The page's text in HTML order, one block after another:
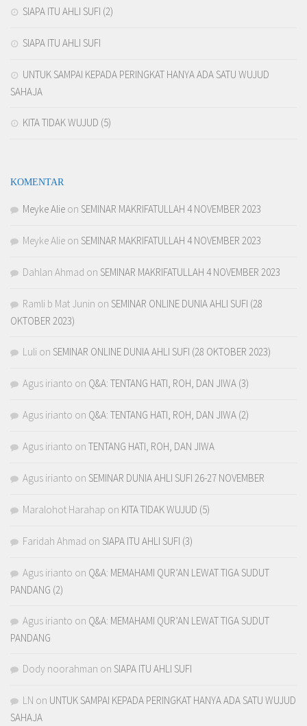
SIAPA ITU AHLI SUFI (2)
SIAPA ITU AHLI SUFI
UNTUK SAMPAI KEPADA PERINGKAT HANYA ADA SATU WUJUD
SAHAJA
KITA TIDAK WUJUD (5)
KOMENTAR
Meyke Alie on SEMINAR MAKRIFATULLAH 4 NOVEMBER 2023
Meyke Alie on SEMINAR MAKRIFATULLAH 4 NOVEMBER 2023
Dahlan Ahmad on SEMINAR MAKRIFATULLAH 4 NOVEMBER 2023
Ramli b Mat Junin on SEMINAR ONLINE DUNIA AHLI SUFI (28
OKTOBER 2023)
Luli on SEMINAR ONLINE DUNIA AHLI SUFI (28 OKTOBER 2023)
Agus irianto on Q&A: TENTANG HATI, ROH, DAN JIWA (3)
Agus irianto on Q&A: TENTANG HATI, ROH, DAN JIWA (2)
Agus irianto on TENTANG HATI, ROH, DAN JIWA
Agus irianto on SEMINAR DUNIA AHLI SUFI 26-27 NOVEMBER
Maralohot Harahap on KITA TIDAK WUJUD (5)
Faridah Ahmad on SIAPA ITU AHLI SUFI (3)
Agus irianto on Q&A: MEMAHAMI QUR’AN LEWAT TIGA SUDUT
PANDANG (2)
Agus irianto on Q&A: MEMAHAMI QUR’AN LEWAT TIGA SUDUT
PANDANG
Dody noorahman on SIAPA ITU AHLI SUFI
LN on UNTUK SAMPAI KEPADA PERINGKAT HANYA ADA SATU WUJUD
SAHAJA